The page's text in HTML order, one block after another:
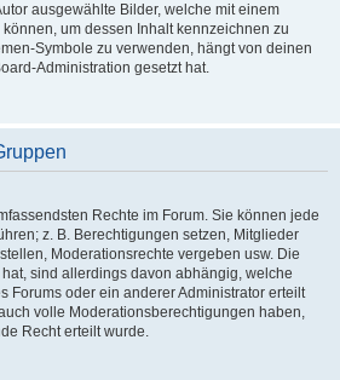
ausgewählte Bilder, welche mit einem
um dessen Inhalt kennzeichnen zu
Symbole zu verwenden, hängt von deinen
Administration gesetzt hat.
Rechte im Forum. Sie können jede
z. B. Berechtigungen setzen, Mitglieder
Moderationsrechte vergeben usw. Die
sind allerdings davon abhängig, welche
Forums oder ein anderer Administrator erteilt
volle Moderationsberechtigungen haben,
Recht erteilt wurde.